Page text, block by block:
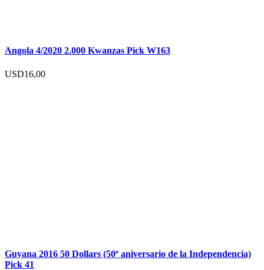
Angola 4/2020 2.000 Kwanzas Pick W163
USD16,00
Guyana 2016 50 Dollars (50º aniversario de la Independencia)
Pick 41